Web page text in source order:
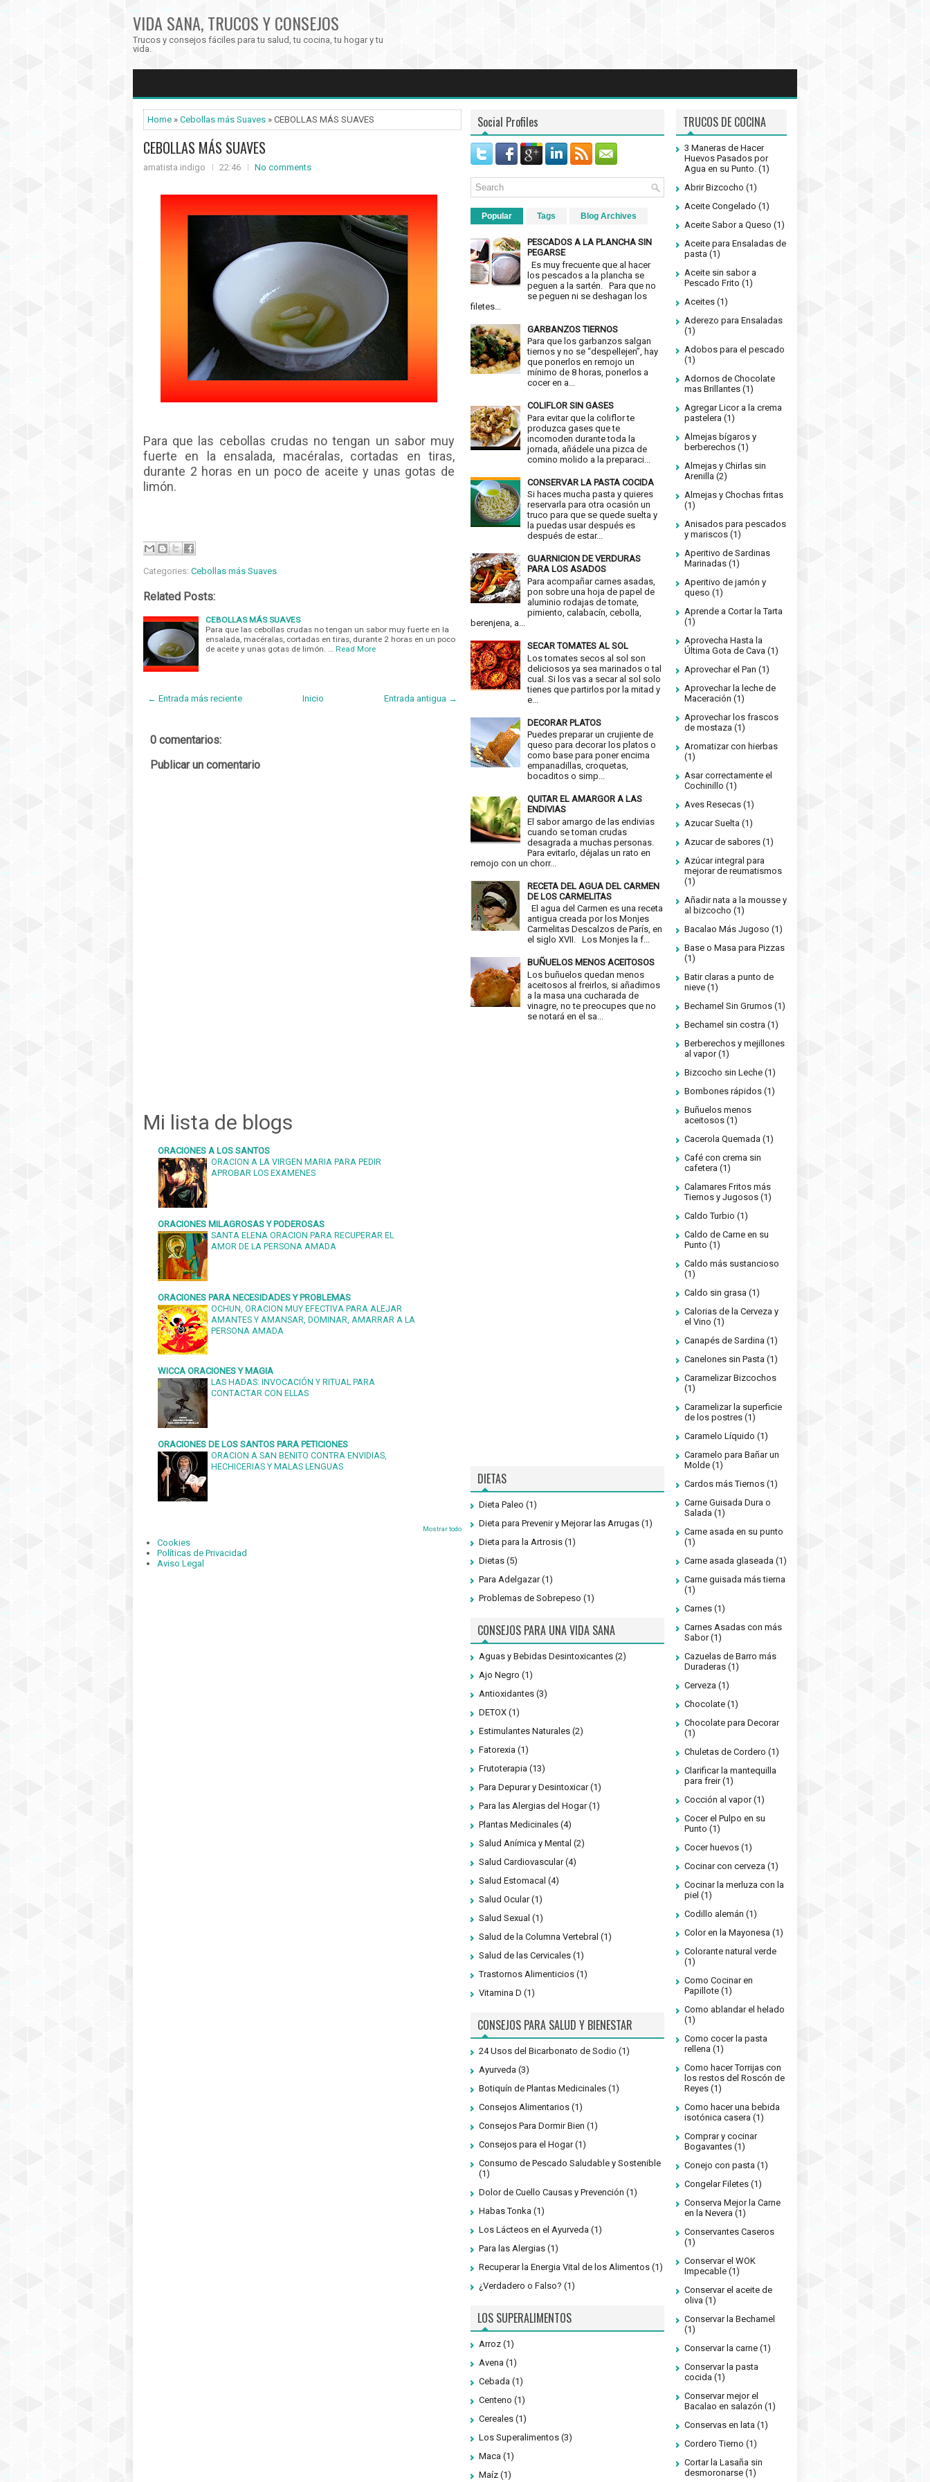
VIDA SANA, TRUCOS Y CONSEJOS
Trucos y consejos fáciles para tu salud, tu cocina, tu hogar y tu
vida.
Home » Cebollas más Suaves » CEBOLLAS MÁS SUAVES
CEBOLLAS MÁS SUAVES
amatista indigo 22:46 No comments
Para que las cebollas crudas no tengan un sabor muy
fuerte en la ensalada, macéralas, cortadas en tiras,
durante 2 horas en un poco de aceite y unas gotas de
limón.
Categories: Cebollas más Suaves
Related Posts:
CEBOLLAS MÁS SUAVES
Para que las cebollas crudas no tengan un sabor muy fuerte en la
ensalada, macéralas, cortadas en tiras, durante 2 horas en un poco
de aceite y unas gotas de limón. …
Read More
← Entrada más reciente Entrada antigua →
Inicio
0 comentarios:
Publicar un comentario
Mi lista de blogs
ORACIONES A LOS SANTOS
ORACION A LA VIRGEN MARIA PARA PEDIR
APROBAR LOS EXAMENES
ORACIONES MILAGROSAS Y PODEROSAS
SANTA ELENA ORACION PARA RECUPERAR EL
AMOR DE LA PERSONA AMADA
ORACIONES PARA NECESIDADES Y PROBLEMAS
OCHUN, ORACION MUY EFECTIVA PARA ALEJAR
AMANTES Y AMANSAR, DOMINAR, AMARRAR A LA
PERSONA AMADA
WICCA ORACIONES Y MAGIA
LAS HADAS: INVOCACIÓN Y RITUAL PARA
CONTACTAR CON ELLAS
ORACIONES DE LOS SANTOS PARA PETICIONES
ORACION A SAN BENITO CONTRA ENVIDIAS,
HECHICERIAS Y MALAS LENGUAS
Mostrar todo
Cookies
Políticas de Privacidad
Aviso Legal
Social Profiles
Popular Tags Blog Archives
PESCADOS A LA PLANCHA SIN
PEGARSE
Es muy frecuente que al hacer
los pescados a la plancha se
peguen a la sartén. Para que no
se peguen ni se deshagan los
filetes...
GARBANZOS TIERNOS
Para que los garbanzos salgan
tiernos y no se “despellejen”, hay
que ponerlos en remojo un
mínimo de 8 horas, ponerlos a
cocer en a...
COLIFLOR SIN GASES
Para evitar que la coliflor te
produzca gases que te
incomoden durante toda la
jornada, añádele una pizca de
comino molido a la preparaci...
CONSERVAR LA PASTA COCIDA
Si haces mucha pasta y quieres
reservarla para otra ocasión un
truco para que se quede suelta y
la puedas usar después es
después de estar...
GUARNICION DE VERDURAS
PARA LOS ASADOS
Para acompañar carnes asadas,
pon sobre una hoja de papel de
aluminio rodajas de tomate,
pimiento, calabacín, cebolla,
berenjena, a...
SECAR TOMATES AL SOL
Los tomates secos al sol son
deliciosos ya sea marinados o tal
cual. Si los vas a secar al sol solo
tienes que partirlos por la mitad y
e...
DECORAR PLATOS
Puedes preparar un crujiente de
queso para decorar los platos o
como base para poner encima
empanadillas, croquetas,
bocaditos o simp...
QUITAR EL AMARGOR A LAS
ENDIVIAS
El sabor amargo de las endivias
cuando se toman crudas
desagrada a muchas personas.
Para evitarlo, déjalas un rato en
remojo con un chorr...
RECETA DEL AGUA DEL CARMEN
DE LOS CARMELITAS
El agua del Carmen es una receta
antigua creada por los Monjes
Carmelitas Descalzos de París, en
el siglo XVII. Los Monjes la f...
BUÑUELOS MENOS ACEITOSOS
Los buñuelos quedan menos
aceitosos al freirlos, si añadimos
a la masa una cucharada de
vinagre, no te preocupes que no
se notará en el sa...
DIETAS
Dieta Paleo (1)
Dieta para Prevenir y Mejorar las Arrugas (1)
Dieta para la Artrosis (1)
Dietas (5)
Para Adelgazar (1)
Problemas de Sobrepeso (1)
CONSEJOS PARA UNA VIDA SANA
Aguas y Bebidas Desintoxicantes (2)
Ajo Negro (1)
Antioxidantes (3)
DETOX (1)
Estimulantes Naturales (2)
Fatorexia (1)
Frutoterapia (13)
Para Depurar y Desintoxicar (1)
Para las Alergias del Hogar (1)
Plantas Medicinales (4)
Salud Anímica y Mental (2)
Salud Cardiovascular (4)
Salud Estomacal (4)
Salud Ocular (1)
Salud Sexual (1)
Salud de la Columna Vertebral (1)
Salud de las Cervicales (1)
Trastornos Alimenticios (1)
Vitamina D (1)
CONSEJOS PARA SALUD Y BIENESTAR
24 Usos del Bicarbonato de Sodio (1)
Ayurveda (3)
Botiquín de Plantas Medicinales (1)
Consejos Alimentarios (1)
Consejos Para Dormir Bien (1)
Consejos para el Hogar (1)
Consumo de Pescado Saludable y Sostenible
(1)
Dolor de Cuello Causas y Prevención (1)
Habas Tonka (1)
Los Lácteos en el Ayurveda (1)
Para las Alergias (1)
Recuperar la Energia Vital de los Alimentos (1)
¿Verdadero o Falso? (1)
LOS SUPERALIMENTOS
Arroz (1)
Avena (1)
Cebada (1)
Centeno (1)
Cereales (1)
Los Superalimentos (3)
Maca (1)
Maíz (1)
TRUCOS DE COCINA
3 Maneras de Hacer
Huevos Pasados por
Agua en su Punto. (1)
Abrir Bizcocho (1)
Aceite Congelado (1)
Aceite Sabor a Queso (1)
Aceite para Ensaladas de
pasta (1)
Aceite sin sabor a
Pescado Frito (1)
Aceites (1)
Aderezo para Ensaladas
(1)
Adobos para el pescado
(1)
Adornos de Chocolate
mas Brillantes (1)
Agregar Licor a la crema
pastelera (1)
Almejas bígaros y
berberechos (1)
Almejas y Chirlas sin
Arenilla (2)
Almejas y Chochas fritas
(1)
Anisados para pescados
y mariscos (1)
Aperitivo de Sardinas
Marinadas (1)
Aperitivo de jamón y
queso (1)
Aprende a Cortar la Tarta
(1)
Aprovecha Hasta la
Última Gota de Cava (1)
Aprovechar el Pan (1)
Aprovechar la leche de
Maceración (1)
Aprovechar los frascos
de mostaza (1)
Aromatizar con hierbas
(1)
Asar correctamente el
Cochinillo (1)
Aves Resecas (1)
Azucar Suelta (1)
Azucar de sabores (1)
Azúcar integral para
mejorar de reumatismos
(1)
Añadir nata a la mousse y
al bizcocho (1)
Bacalao Más Jugoso (1)
Base o Masa para Pizzas
(1)
Batir claras a punto de
nieve (1)
Bechamel Sin Grumos (1)
Bechamel sin costra (1)
Berberechos y mejillones
al vapor (1)
Bizcocho sin Leche (1)
Bombones rápidos (1)
Buñuelos menos
aceitosos (1)
Cacerola Quemada (1)
Café con crema sin
cafetera (1)
Calamares Fritos más
Tiernos y Jugosos (1)
Caldo Turbio (1)
Caldo de Carne en su
Punto (1)
Caldo más sustancioso
(1)
Caldo sin grasa (1)
Calorias de la Cerveza y
el Vino (1)
Canapés de Sardina (1)
Canelones sin Pasta (1)
Caramelizar Bizcochos
(1)
Caramelizar la superficie
de los postres (1)
Caramelo Líquido (1)
Caramelo para Bañar un
Molde (1)
Cardos más Tiernos (1)
Carne Guisada Dura o
Salada (1)
Carne asada en su punto
(1)
Carne asada glaseada (1)
Carne guisada más tierna
(1)
Carnes (1)
Carnes Asadas con más
Sabor (1)
Cazuelas de Barro más
Duraderas (1)
Cerveza (1)
Chocolate (1)
Chocolate para Decorar
(1)
Chuletas de Cordero (1)
Clarificar la mantequilla
para freir (1)
Cocción al vapor (1)
Cocer el Pulpo en su
Punto (1)
Cocer huevos (1)
Cocinar con cerveza (1)
Cocinar la merluza con la
piel (1)
Codillo alemán (1)
Color en la Mayonesa (1)
Colorante natural verde
(1)
Como Cocinar en
Papillote (1)
Como ablandar el helado
(1)
Como cocer la pasta
rellena (1)
Como hacer Torrijas con
los restos del Roscón de
Reyes (1)
Como hacer una bebida
isotónica casera (1)
Comprar y cocinar
Bogavantes (1)
Conejo con pasta (1)
Congelar Filetes (1)
Conserva Mejor la Carne
en la Nevera (1)
Conservantes Caseros
(1)
Conservar el WOK
Impecable (1)
Conservar el aceite de
oliva (1)
Conservar la Bechamel
(1)
Conservar la carne (1)
Conservar la pasta
cocida (1)
Conservar mejor el
Bacalao en salazón (1)
Conservas en lata (1)
Cordero Tierno (1)
Cortar la Lasaña sin
desmoronarse (1)